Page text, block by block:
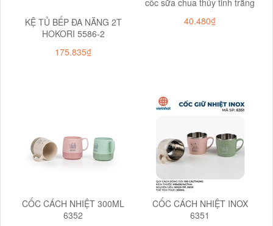
KỆ TỦ BẾP ĐA NĂNG 2T
HOKORI 5586-2
175.835₫
40.480₫
CỐC CÁCH NHIỆT 300ML
6352
CỐC CÁCH NHIỆT INOX
6351